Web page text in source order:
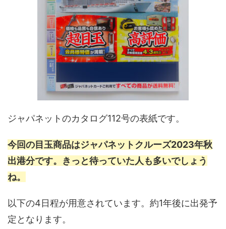
ジャパネットのカタログ112号の表紙です。
今回の目玉商品はジャパネットクルーズ2023年秋
出港分です。きっと待っていた人も多いでしょう
ね。
以下の4日程が用意されています。約1年後に出発予
定となります。